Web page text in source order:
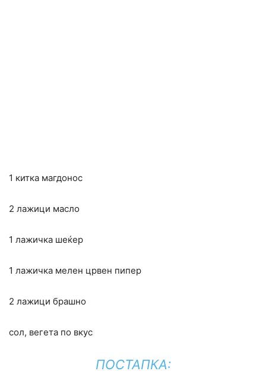
1 китка магдонос
2 лажици масло
1 лажичка шеќер
1 лажичка мелен црвен пипер
2 лажици брашно
сол, вегета по вкус
ПОСТАПКА: